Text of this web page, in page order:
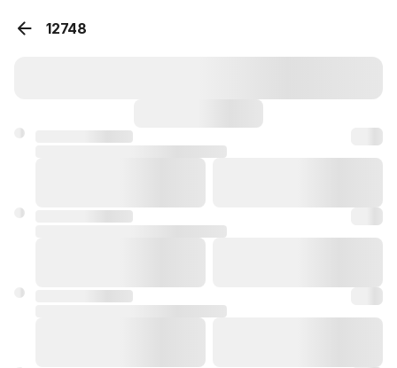
12748